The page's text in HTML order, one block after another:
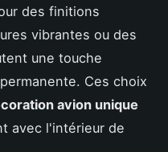
des finitions
vibrantes ou des
une touche
Ces choix
avion unique
avec l'intérieur de